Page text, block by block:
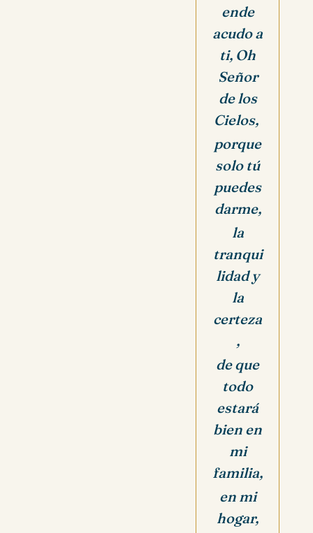
ende
acudo a
ti, Oh
Señor
de los
Cielos,
porque
solo tú
puedes
darme,
la
tranqui
lidad y
la
certeza
,
de que
todo
estará
bien en
mi
familia,
en mi
hogar,